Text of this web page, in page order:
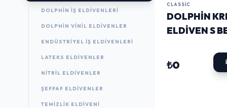
DOLPHIN İŞ ELDIVENLERI
DOLPHIN VINIL ELDIVENLER
ENDÜSTRIYEL İŞ ELDIVENLERI
LATEKS ELDIVENLER
NITRIL ELDIVENLER
ŞEFFAF ELDIVENLER
TEMIZLIK ELDIVENI
CLASSIC
DOLPHIN
ELDIVEN S
₺0